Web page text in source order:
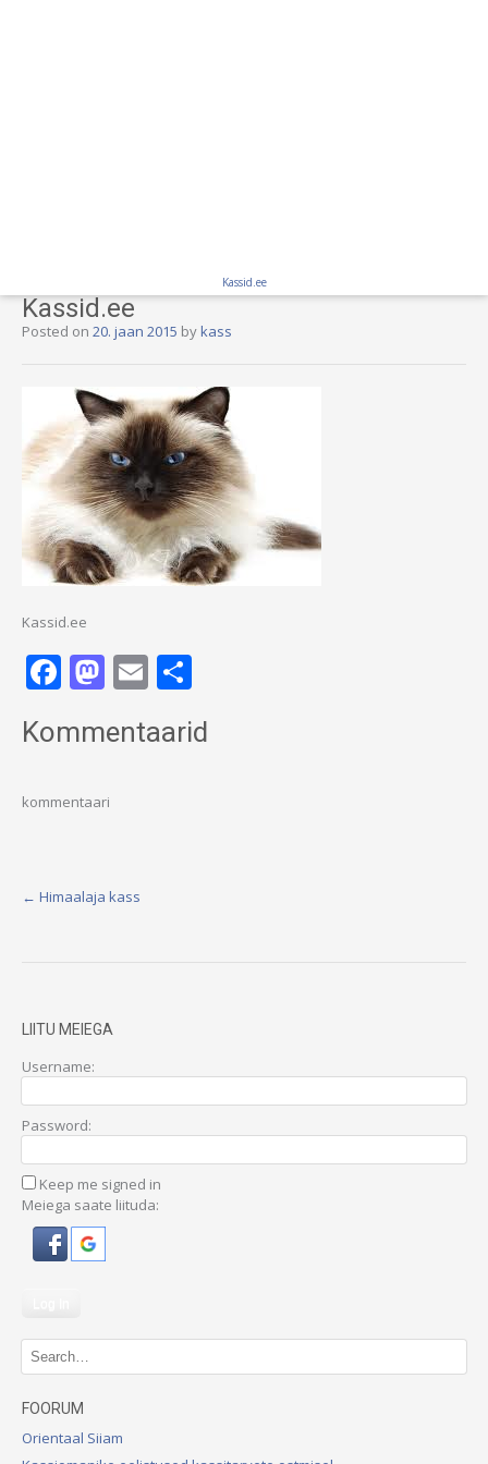
Kassid.ee
Kassid.ee
Posted on 20. jaan 2015 bykass
Kassid.ee
Facebook
Mastodon
Email
Kommentaarid
kommentaari
Post
← Himaalaja kass
LIITU MEIEGA
Username:
Password:
Keep me signed in
Meiega saate liituda:
FOORUM
Orientaal Siiam